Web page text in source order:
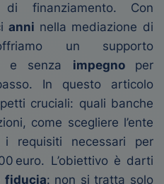
finanziamento. Con
anni nella mediazione di
un supporto
e senza impegno per
In questo articolo
cruciali: quali banche
come scegliere l’ente
requisiti necessari per
euro. L’obiettivo è darti
fiducia: non si tratta solo